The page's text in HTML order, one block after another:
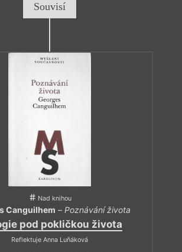
Souvisí
Nad knihou
Canguilhem – Poznávání života
pod pokličkou života
Reflektuje Anna Luňáková